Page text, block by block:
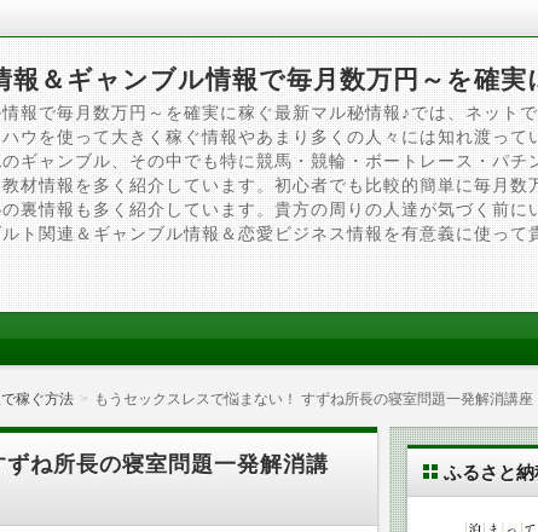
＆ギャンブル情報で毎月数万円～を確実
報で毎月数万円～を確実に稼ぐ最新マル秘情報♪では、ネット
ウを使って大きく稼ぐ情報やあまり多くの人々には知れ渡って
ギャンブル、その中でも特に競馬・競輪・ボートレース・パチ
材情報を多く紹介しています。初心者でも比較的簡単に毎月数
裏情報も多く紹介しています。貴方の周りの人達が気づく前に
ト関連＆ギャンブル情報＆恋愛ビジネス情報を有意義に使って
稼ぐ方法 もうセックスレスで悩まない！ すずね所長の寝室問題一発解消講
ね所長の寝室問題一発解消講
ふるさと